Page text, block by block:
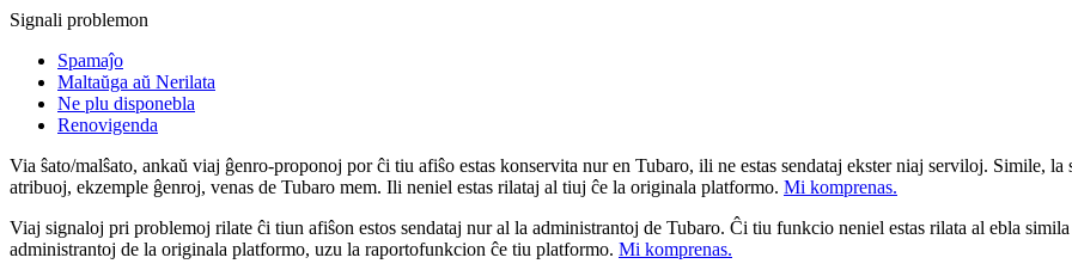
Signali problemon
Spamaĵo
Maltaŭga aŭ Nerilata
Ne plu disponebla
Renovigenda
Via ŝato/malŝato, ankaŭ viaj ĝenro-proponoj por ĉi tiu afiŝo estas konservita nur en Tubaro, ili ne estas sendataj ekster niaj serviloj. Simile,
atribuoj, ekzemple ĝenroj, venas de Tubaro mem. Ili neniel estas rilataj al tiuj ĉe la originala platformo. Mi komprenas.
Viaj signaloj pri problemoj rilate ĉi tiun afiŝon estos sendataj nur al la administrantoj de Tubaro. Ĉi tiu funkcio neniel estas rilata al ebla
administrantoj de la originala platformo, uzu la raportofunkcion ĉe tiu platformo. Mi komprenas.